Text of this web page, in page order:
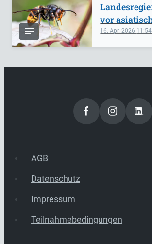
16. Apr. 2026 11:54
vor
AGB
Datenschutz
Impressum
Teilnahmebedingungen